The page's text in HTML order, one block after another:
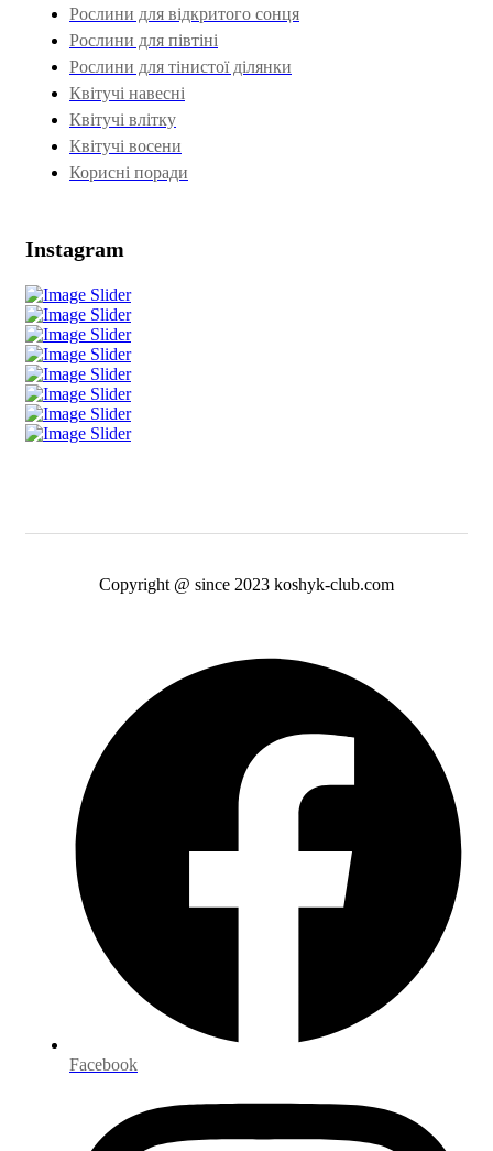
Рослини для відкритого сонця
Рослини для півтіні
Рослини для тінистої ділянки
Квітучі навесні
Квітучі влітку
Квітучі восени
Корисні поради
Instagram
Copyright @ since 2023 koshyk-club.com
Facebook